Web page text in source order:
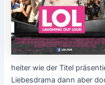
heiter wie der Titel
Liebesdrama dann aber